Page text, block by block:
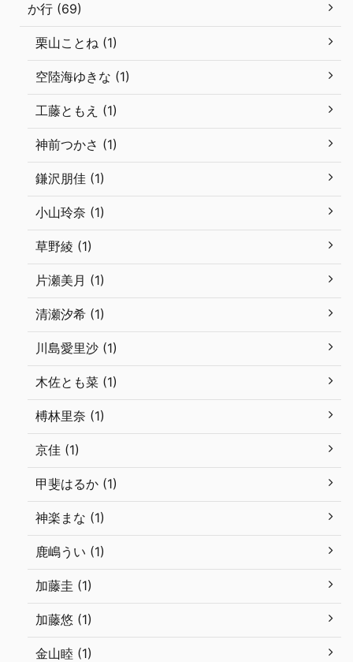
か行 (69)
栗山ことね (1)
空陸海ゆきな (1)
工藤ともえ (1)
神前つかさ (1)
鎌沢朋佳 (1)
小山玲奈 (1)
草野綾 (1)
片瀬美月 (1)
清瀬汐希 (1)
川島愛里沙 (1)
木佐とも菜 (1)
榑林里奈 (1)
京佳 (1)
甲斐はるか (1)
神楽まな (1)
鹿嶋うい (1)
加藤圭 (1)
加藤悠 (1)
金山睦 (1)